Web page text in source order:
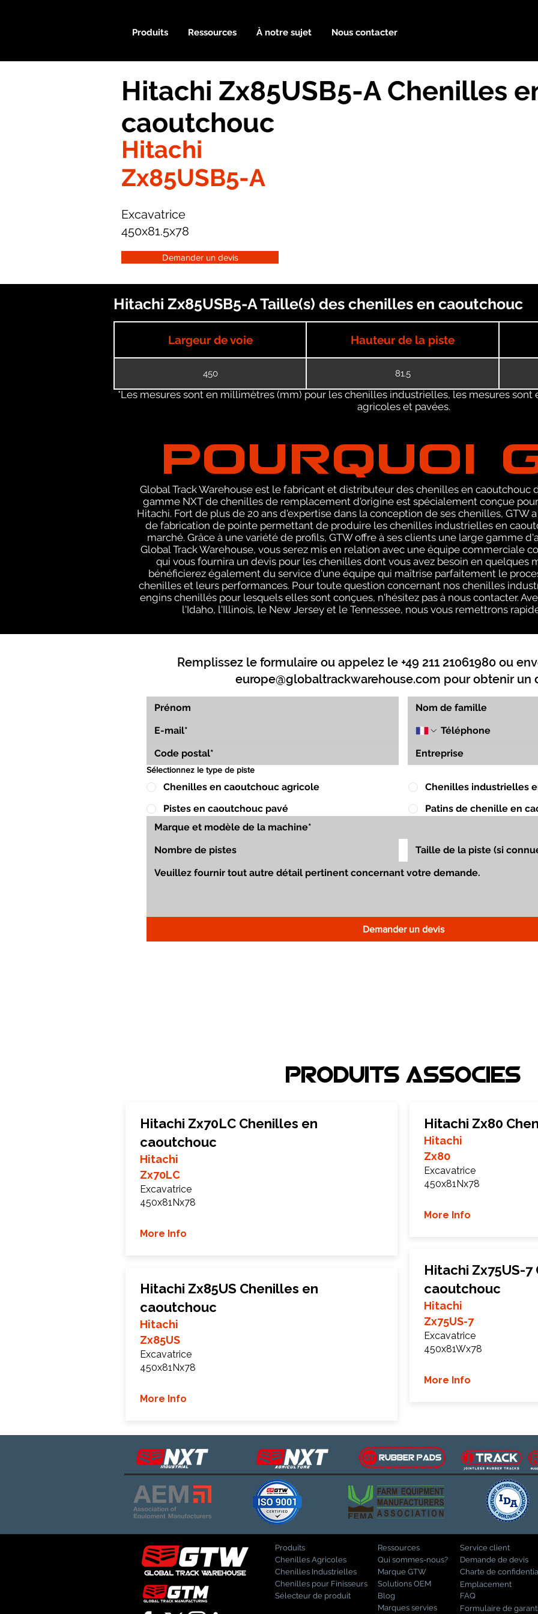
Produits Ressources À notre sujet Nous contacter
Hitachi Zx85USB5-A Chenilles
caoutchouc
Hitachi
Zx85USB5-A
Excavatrice
450x81.5x78
Demander un devis
Hitachi Zx85USB5-A Taille(s) des chenilles en caoutchouc
Largeur de voie Hauteur de la piste
450 81.5
*Les mesures sont en millimètres (mm) pour les chenilles industrielles, les mesures sont
agricoles et pavées.
POURQUOI
Global Track Warehouse est le fabricant et distributeur des chenilles en caoutchouc
gamme NXT de chenilles de remplacement d'origine est spécialement conçue
Hitachi. Fort de plus de 20 ans d'expertise dans la conception de ses chenilles, GTW
de fabrication de pointe permettant de produire les chenilles industrielles en
marché. Grâce à une variété de profils, GTW offre à ses clients une large gamme
Global Track Warehouse, vous serez mis en relation avec une équipe commerciale
qui vous fournira un devis pour les chenilles dont vous avez besoin en quelques
bénéficierez également du service d'une équipe qui maîtrise parfaitement le
chenilles et leurs performances. Pour toute question concernant nos chenilles
engins chenillés pour lesquels elles sont conçues, n'hésitez pas à nous contacter.
l'Idaho, l'Illinois, le New Jersey et le Tennessee, nous vous remettrons
Remplissez le formulaire ou appelez le +49 211 21061980 ou
europe@globaltrackwarehouse.com pour obtenir un
Sélectionnez le type de piste
Chenilles en caoutchouc agricole
Chenilles industrielles
Pistes en caoutchouc pavé
Patins de chenille en
Demander un devis
Produits associEs
Hitachi Zx70LC Chenilles en
caoutchouc
Hitachi
Zx70LC
Excavatrice
450x81Nx78
More Info
Hitachi Zx85US Chenilles en
caoutchouc
Hitachi
Zx85US
Excavatrice
450x81Nx78
More Info
Hitachi Zx80
Hitachi
Zx80
Excavatrice
450x81Nx78
More Info
Hitachi Zx75US-
caoutchouc
Hitachi
Zx75US-7
Excavatrice
450x81Wx78
More Info
Produits
Chenilles Agricoles
Chenilles Industrielles
Chenilles pour Finisseurs
Sélecteur de produit
Service client
Ressources
Qui sommes-nous?
Marque GTW
Solutions OEM
Blog
Marques servies
Demande de devis
Charte de
Emplacement
FAQ
Formulaire de